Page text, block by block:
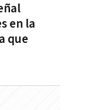
en la
que